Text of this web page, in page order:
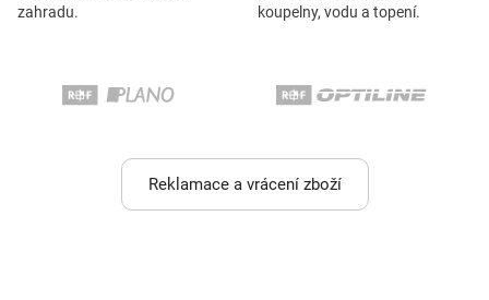
zahradu.
koupelny, vodu a topení.
Reklamace a vrácení zboží